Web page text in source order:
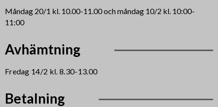
Måndag 20/1 kl. 10.00-11.00 och måndag 10/2 kl. 10:00-
11:00
Avhämtning
Fredag 14/2 kl. 8.30-13.00
Betalning